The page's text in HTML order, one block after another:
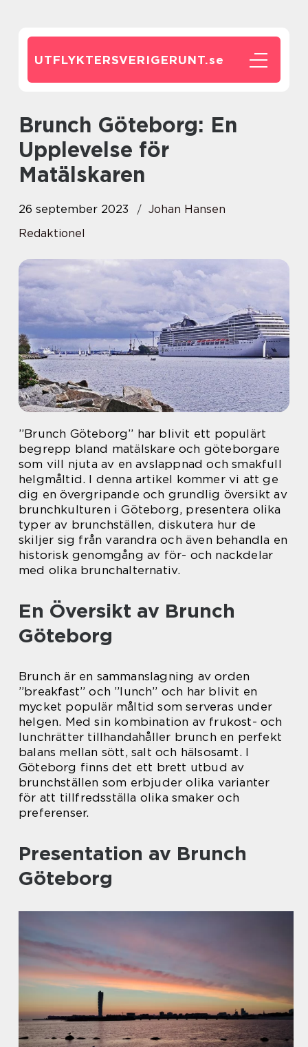
UTFLYKTERSVERIGERUNT.se
Brunch Göteborg: En
Upplevelse för
Matälskaren
26 september 2023
Johan Hansen
Redaktionel
”Brunch Göteborg” har blivit ett populärt
begrepp bland matälskare och göteborgare
som vill njuta av en avslappnad och smakfull
helgmåltid. I denna artikel kommer vi att ge
dig en övergripande och grundlig översikt av
brunchkulturen i Göteborg, presentera olika
typer av brunchställen, diskutera hur de
skiljer sig från varandra och även behandla en
historisk genomgång av för- och nackdelar
med olika brunchalternativ.
En Översikt av Brunch
Göteborg
Brunch är en sammanslagning av orden
”breakfast” och ”lunch” och har blivit en
mycket populär måltid som serveras under
helgen. Med sin kombination av frukost- och
lunchrätter tillhandahåller brunch en perfekt
balans mellan sött, salt och hälsosamt. I
Göteborg finns det ett brett utbud av
brunchställen som erbjuder olika varianter
för att tillfredsställa olika smaker och
preferenser.
Presentation av Brunch
Göteborg